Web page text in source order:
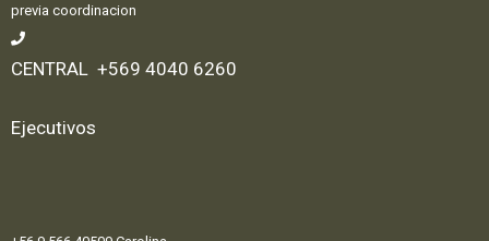
previa coordinacion
CENTRAL +569 4040 6260
Ejecutivos